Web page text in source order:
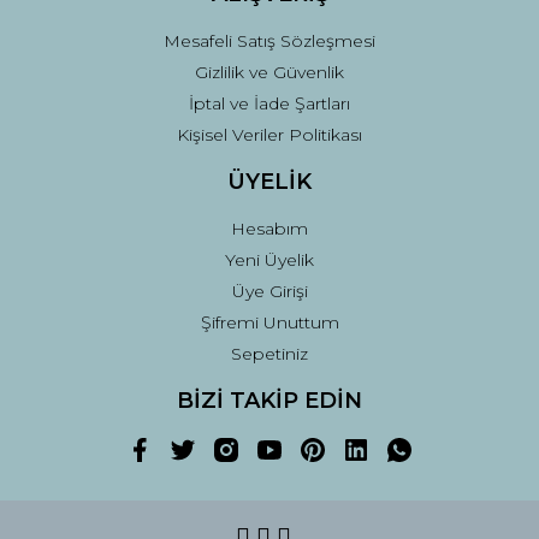
Mesafeli Satış Sözleşmesi
Gizlilik ve Güvenlik
İptal ve İade Şartları
Kişisel Veriler Politikası
ÜYELİK
Hesabım
Yeni Üyelik
Üye Girişi
Şifremi Unuttum
Sepetiniz
BİZİ TAKİP EDİN